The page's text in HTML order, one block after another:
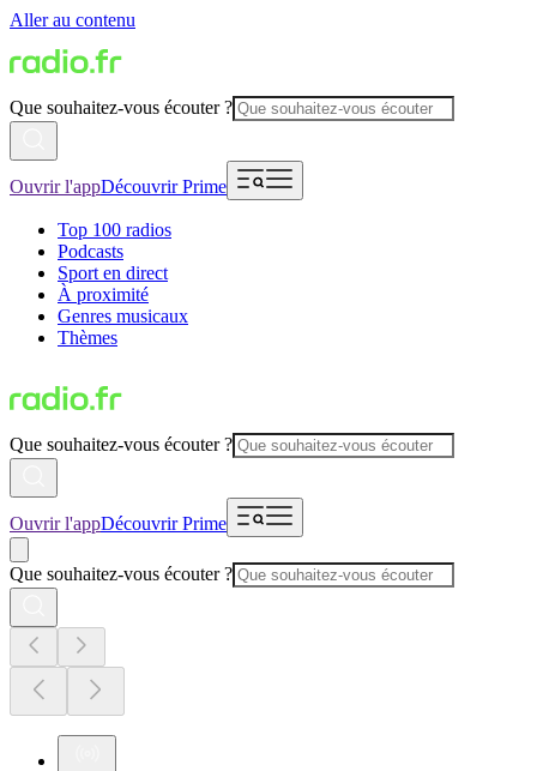
Aller au contenu
Que souhaitez-vous écouter ?
Ouvrir l'appDécouvrir Prime
Top 100 radios
Podcasts
Sport en direct
À proximité
Genres musicaux
Thèmes
Que souhaitez-vous écouter ?
Ouvrir l'appDécouvrir Prime
Que souhaitez-vous écouter ?